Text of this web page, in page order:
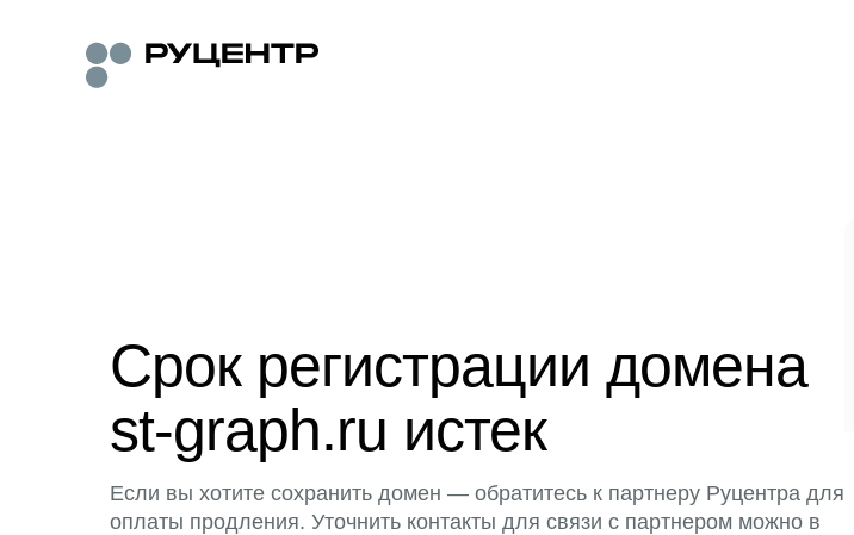
Срок регистрации домена
st-graph.ru истек
Если вы хотите сохранить домен — обратитесь к партнеру Руцентра для
оплаты продления. Уточнить контакты для связи с партнером можно в